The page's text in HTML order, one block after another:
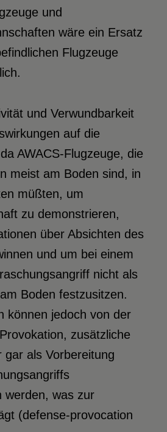
und
wäre ein Ersatz
Flugzeuge
und Verwundbarkeit
auf die
AWACS-Flugzeuge, die
meist am Boden sind, in
müßten, um
zu demonstrieren,
über Absichten des
und um bei einem
nicht als
Boden festzusitzen.
können jedoch von der
zusätzliche
gar als Vorbereitung
werden, was zur
(defense-provocation